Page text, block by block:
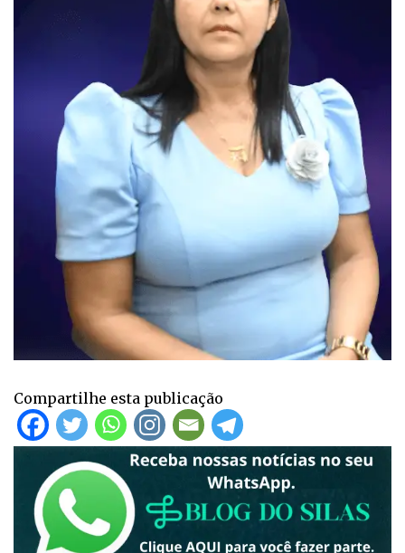
Compartilhe esta publicação